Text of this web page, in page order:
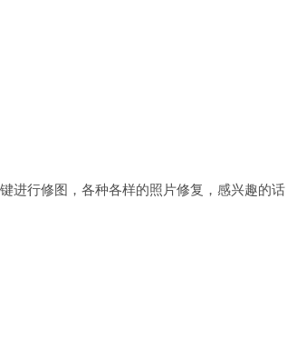
进行修图，各种各样的照片修复，感兴趣的话